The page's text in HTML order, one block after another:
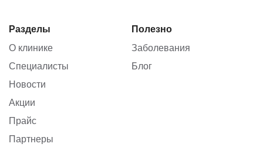
Разделы
О клинике
Специалисты
Новости
Акции
Прайс
Партнеры
Полезно
Заболевания
Блог